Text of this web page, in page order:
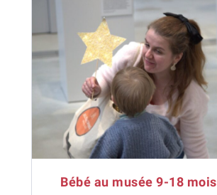
Bébé au musée 9-18 mois